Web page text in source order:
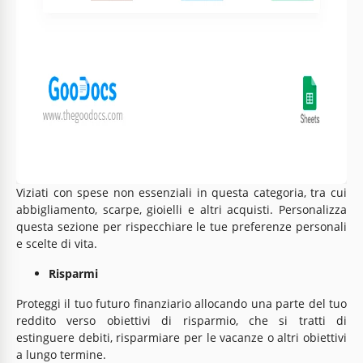
Questofoglio di calcolo delle spese mensili
copre spese
essenziali come utenze, fornitura d'acqua, elettricità e altro
ancora. Le sezioni di spesa preimpostate ti aiutano ad
Viziati con spese non essenziali in questa categoria, tra cui
abbigliamento, scarpe, gioielli e altri acquisti. Personalizza
questa sezione per rispecchiare le tue preferenze personali
e scelte di vita.
Risparmi
Proteggi il tuo futuro finanziario allocando una parte del tuo
reddito verso obiettivi di risparmio, che si tratti di
estinguere debiti, risparmiare per le vacanze o altri obiettivi
a lungo termine.